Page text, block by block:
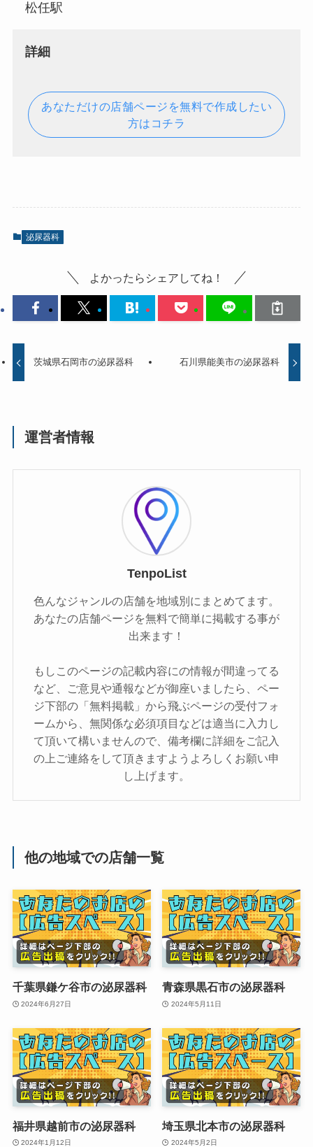
松任駅
詳細
あなただけの店舗ページを無料で作成したい
方はコチラ
泌尿器科
よかったらシェアしてね！
茨城県石岡市の泌尿器科 石川県能美市の泌尿器科
運営者情報
TenpoList
色んなジャンルの店舗を地域別にまとめてます。
あなたの店舗ページを無料で簡単に掲載する事が
出来ます！
もしこのページの記載内容にの情報が間違ってる
など、ご意見や通報などが御座いましたら、ペー
ジ下部の「無料掲載」から飛ぶページの受付フォ
ームから、無関係な必須項目などは適当に入力し
て頂いて構いませんので、備考欄に詳細をご記入
の上ご連絡をして頂きますようよろしくお願い申
し上げます。
他の地域での店舗一覧
千葉県鎌ケ谷市の泌尿器科
2024年6月27日
青森県黒石市の泌尿器科
2024年5月11日
福井県越前市の泌尿器科
2024年1月12日
埼玉県北本市の泌尿器科
2024年5月2日